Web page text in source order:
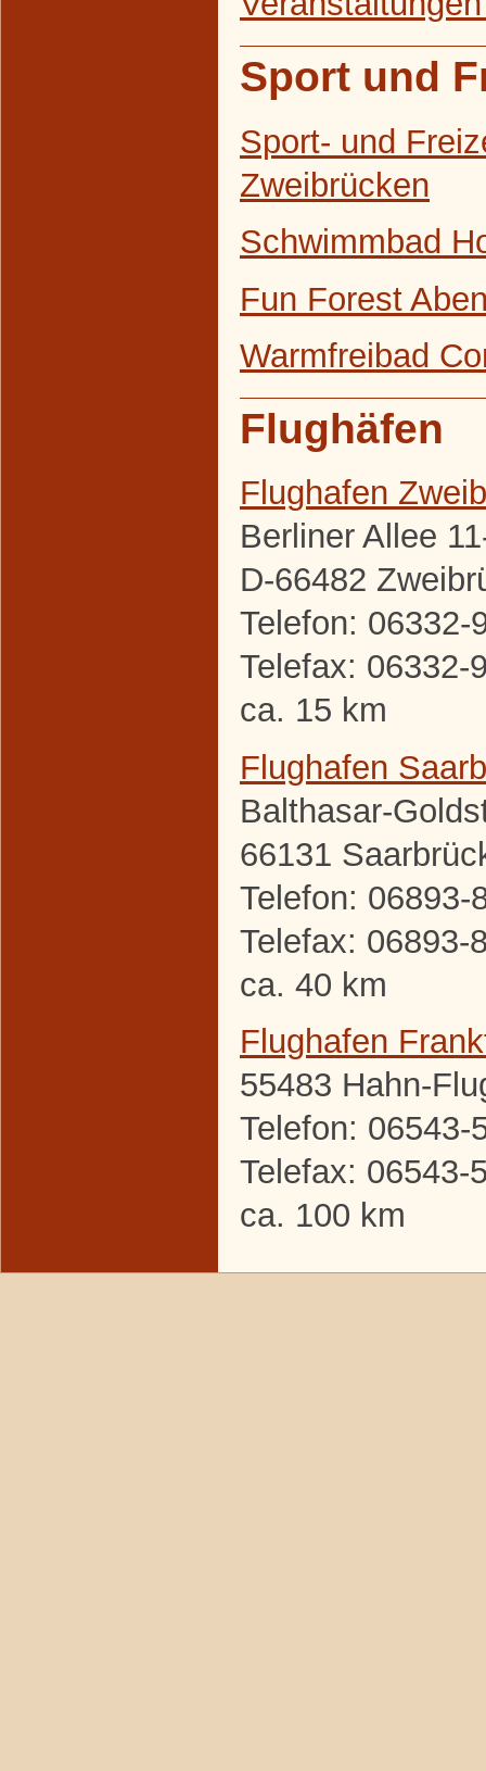
Sport und
Sport- und
Zweibrücken
Schwimmbad
Fun Forest
Warmfreibad
Flughäfen
Flughafen
Berliner Allee
D-66482
Telefon: 06332-
Telefax: 06332-
ca. 15 km
Flughafen
Balthasar-
66131
Telefon: 06893-
Telefax: 06893-
ca. 40 km
Flughafen
55483 Hahn-
Telefon: 06543-
Telefax: 06543-
ca. 100 km